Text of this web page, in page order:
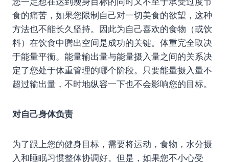
食的痛苦，如果您限制自己对一切美食的欲望，这种
方法也不能长久坚持。因此为自己喜欢的食物（或饮
料）在饮食中腾出空间是成功的关键。体重完全取决
于能量平衡。能量输出量与能量摄入量之间的关系决
定了您处于体重管理的哪个阶段。只要能量摄入量不
超过输出量，不时地纵容一下也不会影响您的目标。
对自己身体负责
为了跟上您的健身目标，需要将运动，食物，水分摄
入和睡眠习惯整体协调好。但是，如果您不小心受